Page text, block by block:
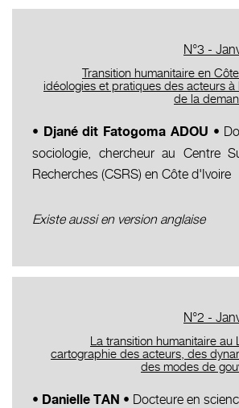
N°3 -
Transition humanitaire en
idéologies et pratiques des acteurs à
de la
• Djané dit Fatogoma ADOU •
sociologie, chercheur au Centre
Recherches (CSRS) en Côte d'Ivoire
Existe aussi en version anglaise
N°2 -
La transition humanitaire au
cartographie des acteurs, des
des modes de
• Danielle TAN • Docteure en